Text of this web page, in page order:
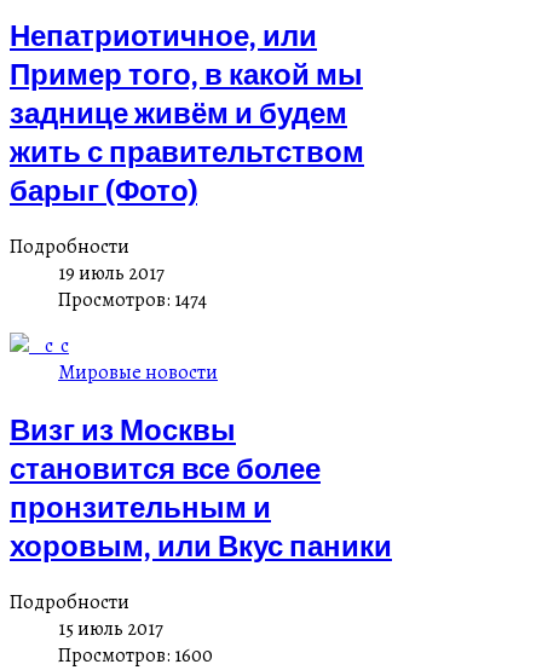
Непатриотичное, или
Пример того, в какой мы
заднице живём и будем
жить с правительтством
барыг (Фото)
Подробности
19 июль 2017
Просмотров: 1474
Мировые новости
Визг из Москвы
становится все более
пронзительным и
хоровым, или Вкус паники
Подробности
15 июль 2017
Просмотров: 1600